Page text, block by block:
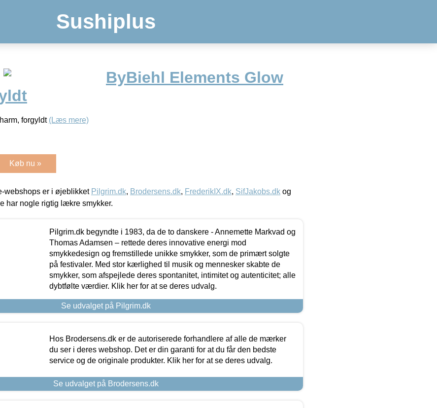
Sushiplus
ByBiehl Elements Glow
forgyldt (Læs mere)
Køb nu »
webshops er i øjeblikket Pilgrim.dk, Brodersens.dk, FrederikIX.dk, SifJakobs.dk og
har nogle rigtig lækre smykker.
Pilgrim.dk begyndte i 1983, da de to danskere - Annemette Markvad og
Thomas Adamsen – rettede deres innovative energi mod
smykkedesign og fremstillede unikke smykker, som de primært solgte
på festivaler. Med stor kærlighed til musik og mennesker skabte de
smykker, som afspejlede deres spontanitet, intimitet og autenticitet; alle
dybtfølte værdier. Klik her for at se deres udvalg.
Se udvalget på Pilgrim.dk
Hos Brodersens.dk er de autoriserede forhandlere af alle de mærker
du ser i deres webshop. Det er din garanti for at du får den bedste
service og de originale produkter. Klik her for at se deres udvalg.
Se udvalget på Brodersens.dk